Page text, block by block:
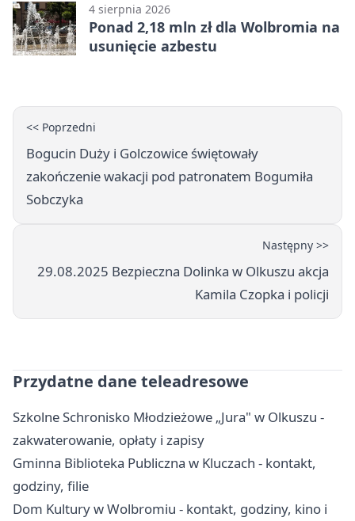
4 sierpnia 2026
Ponad 2,18 mln zł dla Wolbromia na
usunięcie azbestu
<< Poprzedni
Bogucin Duży i Golczowice świętowały
zakończenie wakacji pod patronatem Bogumiła
Sobczyka
Następny >>
29.08.2025 Bezpieczna Dolinka w Olkuszu akcja
Kamila Czopka i policji
Przydatne dane teleadresowe
Szkolne Schronisko Młodzieżowe „Jura" w Olkuszu -
zakwaterowanie, opłaty i zapisy
Gminna Biblioteka Publiczna w Kluczach - kontakt,
godziny, filie
Dom Kultury w Wolbromiu - kontakt, godziny, kino i